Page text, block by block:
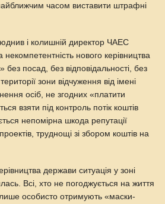
часом виставити штрафні
і колишній директор ЧАЕС
нового керівництва
без посад, без відповідальності, без
зони відчуження від імені
осіб, не згодних «платити
взяти під контроль потік коштів
непомірна шкода репутації
труднощі зі збором коштів на
держави ситуація у зоні
Всі, хто не погоджується на життя
особисто отримують «маски-